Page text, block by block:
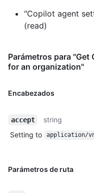
"Copilot agent
(read)
Parámetros para
for an organization"
Encabezados
accept
string
Setting to
application/
Parámetros de ruta